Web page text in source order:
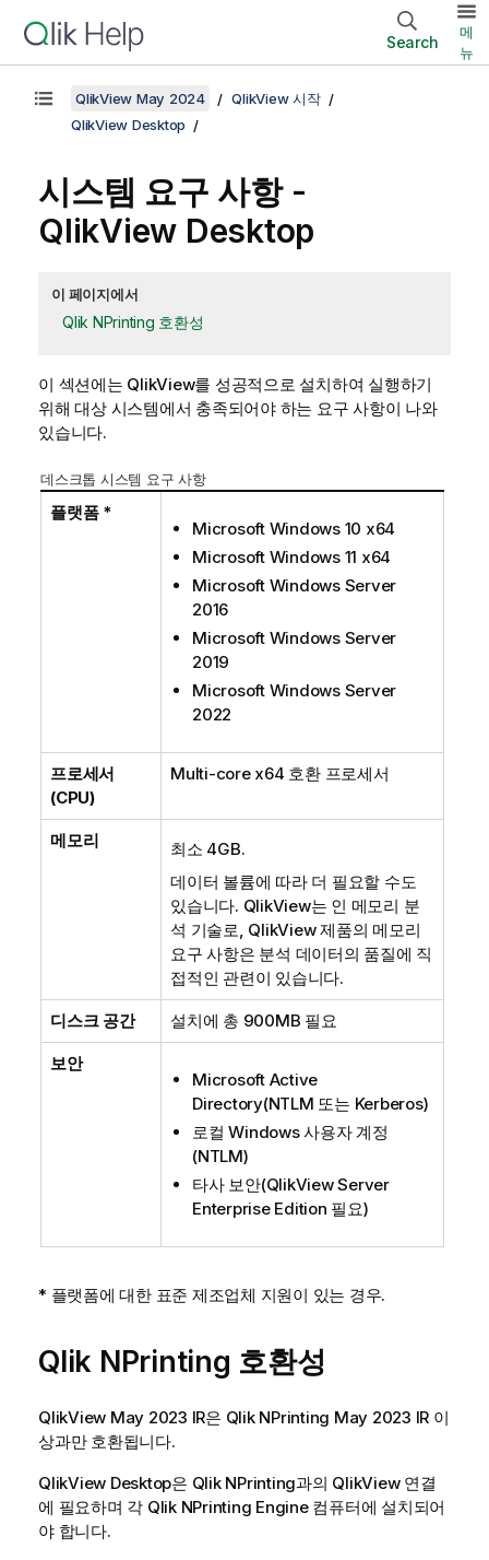
Search
메
뉴
QlikView May 2024
QlikView 시작
QlikView Desktop
시스템 요구 사항 -
QlikView Desktop
이 페이지에서
Qlik NPrinting 호환성
이 섹션에는 QlikView를 성공적으로 설치하여 실행하기
위해 대상 시스템에서 충족되어야 하는 요구 사항이 나와
있습니다.
데스크톱 시스템 요구 사항
플랫폼 *
Microsoft Windows 10 x64
Microsoft Windows 11 x64
Microsoft Windows Server
2016
Microsoft Windows Server
2019
Microsoft Windows Server
2022
프로세서
(CPU)
Multi-core x64 호환 프로세서
메모리
최소 4GB.
데이터 볼륨에 따라 더 필요할 수도
있습니다. QlikView는 인 메모리 분
석 기술로, QlikView제품의 메모리
요구 사항은 분석 데이터의 품질에 직
접적인 관련이 있습니다.
디스크 공간 설치에 총 900MB 필요
보안
Microsoft Active
Directory(NTLM 또는 Kerberos)
로컬Windows사용자 계정
(NTLM)
타사 보안(QlikView Server
Enterprise Edition 필요)
* 플랫폼에 대한 표준 제조업체 지원이 있는 경우.
Qlik NPrinting 호환성
QlikView May 2023 IR은 Qlik NPrinting May 2023 IR 이
상과만 호환됩니다.
QlikView Desktop은 Qlik NPrinting과의 QlikView연결
에 필요하며 각 Qlik NPrinting Engine컴퓨터에 설치되어
야 합니다.